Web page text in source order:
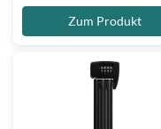
Zum Produkt